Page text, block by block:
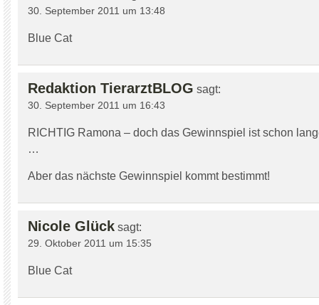
30. September 2011 um 13:48
Blue Cat
Redaktion TierarztBLOG sagt:
30. September 2011 um 16:43
RICHTIG Ramona – doch das Gewinnspiel ist schon
…
Aber das nächste Gewinnspiel kommt bestimmt!
Nicole Glück sagt:
29. Oktober 2011 um 15:35
Blue Cat